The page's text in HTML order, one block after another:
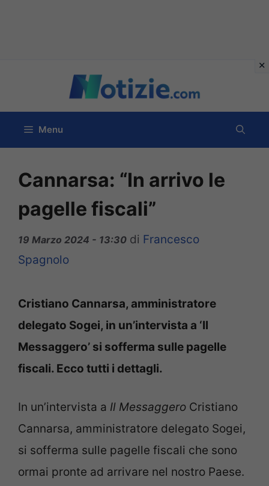
contenuto
Menu
Cannarsa: “In arrivo le
pagelle fiscali”
19 Marzo 2024 - 13:30 di Francesco
Spagnolo
Cristiano Cannarsa, amministratore
delegato Sogei, in un’intervista a ‘Il
Messaggero’ si sofferma sulle pagelle
fiscali. Ecco tutti i dettagli.
In un’intervista a Il Messaggero Cristiano
Cannarsa, amministratore delegato Sogei,
si sofferma sulle pagelle fiscali che sono
ormai pronte ad arrivare nel nostro Paese.